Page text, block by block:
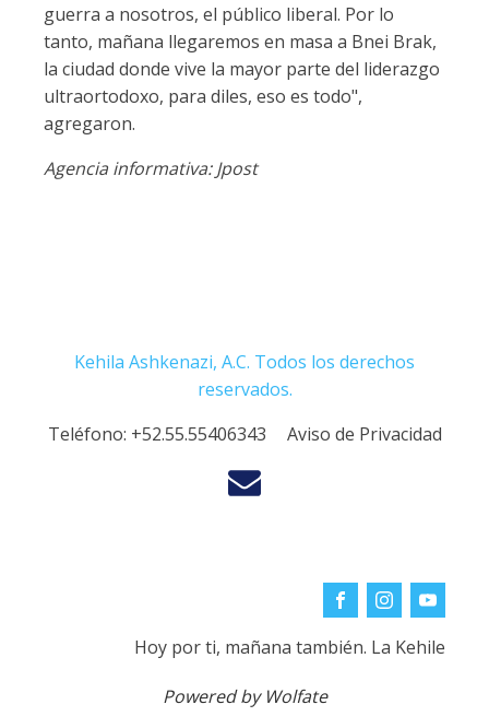
guerra a nosotros, el público liberal. Por lo
tanto, mañana llegaremos en masa a Bnei Brak,
la ciudad donde vive la mayor parte del liderazgo
ultraortodoxo, para diles, eso es todo",
agregaron.
Agencia informativa: Jpost
Kehila Ashkenazi, A.C. Todos los derechos
reservados.
Teléfono: +52.55.55406343 Aviso de Privacidad
Hoy por ti, mañana también. La Kehile
Powered by Wolfate